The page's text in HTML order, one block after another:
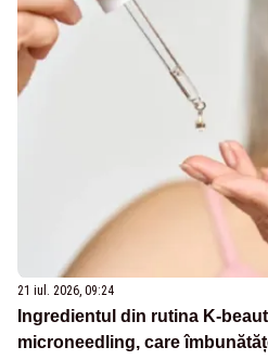
21 iul. 2026, 09:24
Ingredientul din rutina K-
microneedling, care